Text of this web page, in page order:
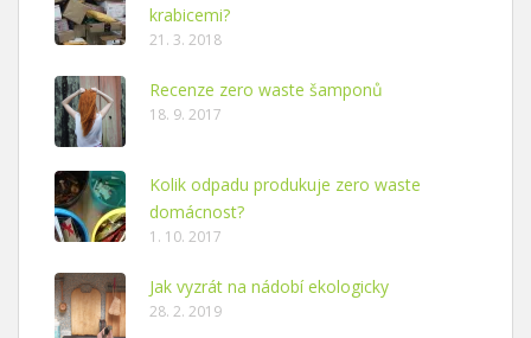
krabicemi?
21. 3. 2018
Recenze zero waste šamponů
18. 9. 2017
Kolik odpadu produkuje zero waste
domácnost?
1. 10. 2017
Jak vyzrát na nádobí ekologicky
28. 2. 2019